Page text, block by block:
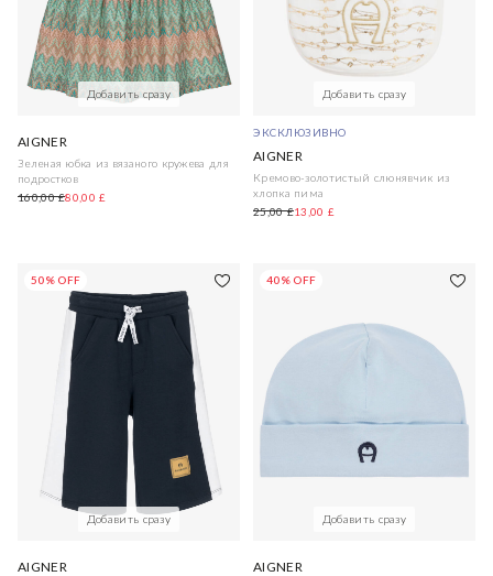
Добавить сразу
AIGNER
Зеленая юбка из вязаного кружева для
подростков
160,00 £80,00 £
Добавить сразу
ЭКСКЛЮЗИВНО
AIGNER
Кремово-золотистый слюнявчик из
хлопка пима
25,00 £13,00 £
50% OFF
Добавить сразу
AIGNER
40% OFF
Добавить сразу
AIGNER